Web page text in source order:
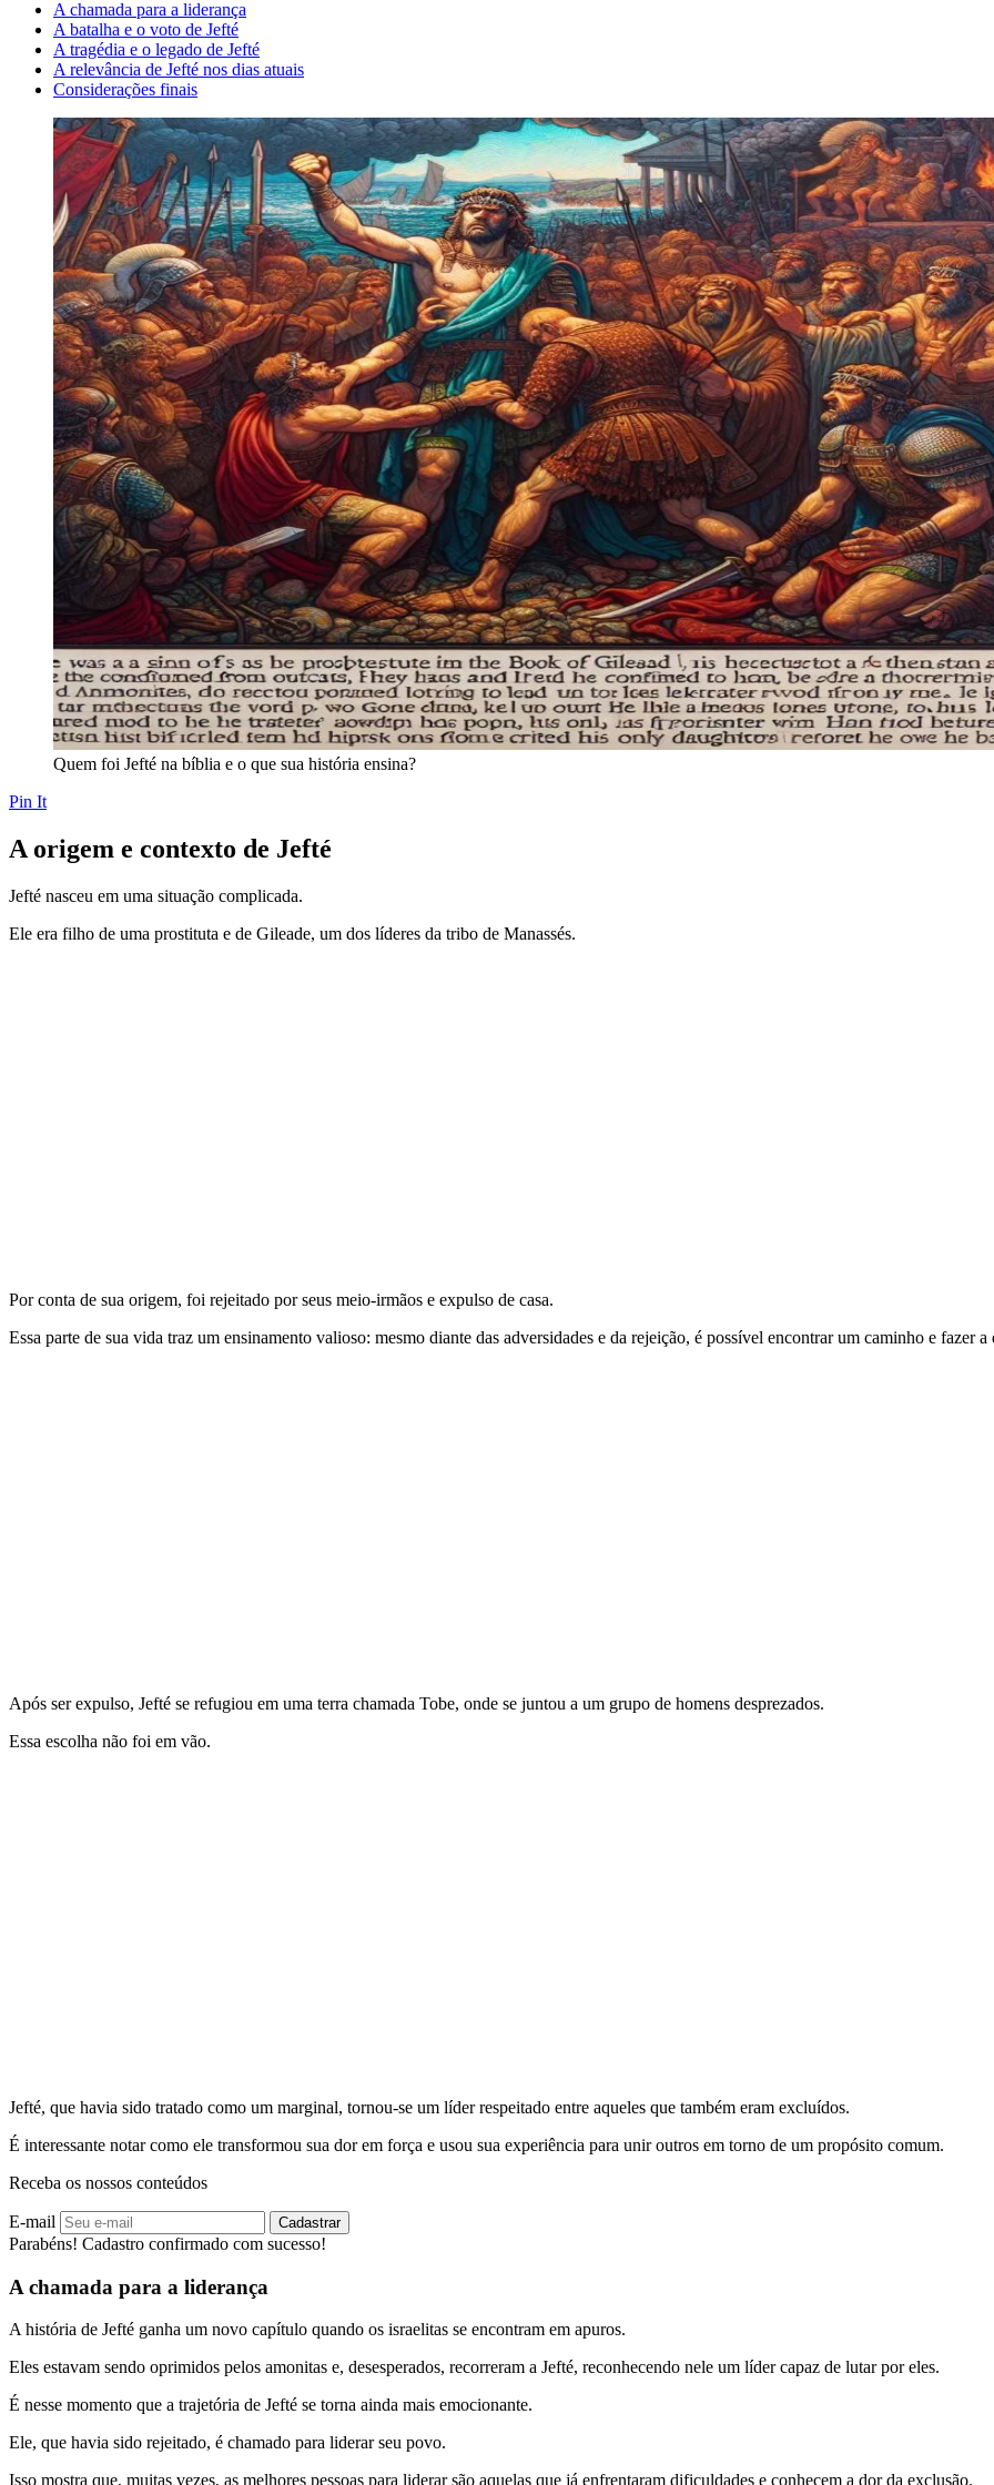
A chamada para a liderança
A batalha e o voto de Jefté
A tragédia e o legado de Jefté
A relevância de Jefté nos dias atuais
Considerações finais
Quem foi Jefté na bíblia e o que sua história ensina?
Pin It
A origem e contexto de Jefté
Jefté nasceu em uma situação complicada.
Ele era filho de uma prostituta e de Gileade, um dos líderes da tribo de Manassés.
Por conta de sua origem, foi rejeitado por seus meio-irmãos e expulso de casa.
Essa parte de sua vida traz um ensinamento valioso: mesmo diante das adversidades e da rejeição, é possível encontrar um caminho e fazer a
Após ser expulso, Jefté se refugiou em uma terra chamada Tobe, onde se juntou a um grupo de homens desprezados.
Essa escolha não foi em vão.
Jefté, que havia sido tratado como um marginal, tornou-se um líder respeitado entre aqueles que também eram excluídos.
É interessante notar como ele transformou sua dor em força e usou sua experiência para unir outros em torno de um propósito comum.
Receba os nossos conteúdos
E-mail Cadastrar
Parabéns! Cadastro confirmado com sucesso!
A chamada para a liderança
A história de Jefté ganha um novo capítulo quando os israelitas se encontram em apuros.
Eles estavam sendo oprimidos pelos amonitas e, desesperados, recorreram a Jefté, reconhecendo nele um líder capaz de lutar por eles.
É nesse momento que a trajetória de Jefté se torna ainda mais emocionante.
Ele, que havia sido rejeitado, é chamado para liderar seu povo.
Isso mostra que, muitas vezes, as melhores pessoas para liderar são aquelas que já enfrentaram dificuldades e conhecem a dor da exclusão.